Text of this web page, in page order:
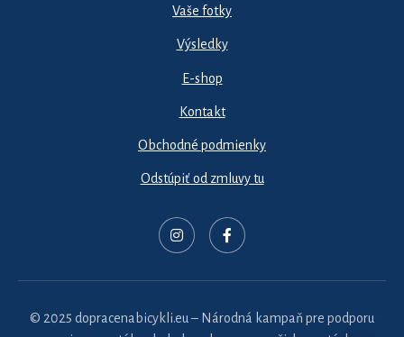
Vaše fotky
Výsledky
E-shop
Kontakt
Obchodné podmienky
Odstúpiť od zmluvy tu
© 2025 dopracenabicykli.eu – Národná kampaň pre podporu